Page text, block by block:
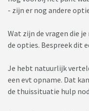
- zijn er nog andere
Wat zijn de vragen die
de opties. Bespreek dit
Je hebt natuurlijk
een evt opname. Dat
de thuissituatie hulp